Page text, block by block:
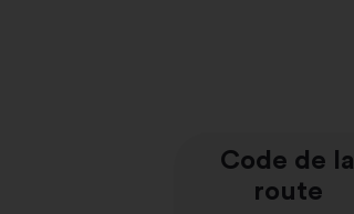
Code de la
route